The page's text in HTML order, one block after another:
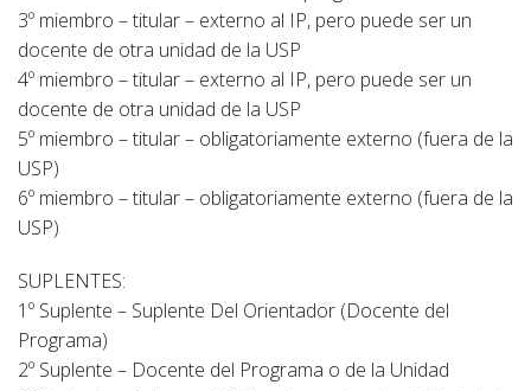
3º miembro – titular – externo al IP, pero puede ser un
docente de otra unidad de la USP
4º miembro – titular – externo al IP, pero puede ser un
docente de otra unidad de la USP
5º miembro – titular – obligatoriamente externo (fuera de la
USP)
6º miembro – titular – obligatoriamente externo (fuera de la
USP)
SUPLENTES:
1º Suplente – Suplente Del Orientador (Docente del
Programa)
2º Suplente – Docente del Programa o de la Unidad